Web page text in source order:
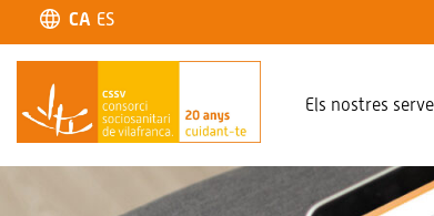
CA ES
Els nostres